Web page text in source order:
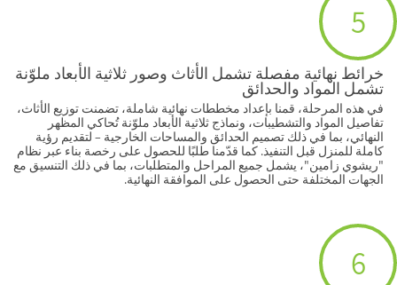
5
خرائط نهائية مفصلة تشمل الأثاث وصور ثلاثية الأبعاد ملوّنة
تشمل المواد والحدائق
في هذه المرحلة، قمنا بإعداد مخططات نهائية شاملة، تضمنت توزيع الأثاث،
تفاصيل المواد والتشطيبات، ونماذج ثلاثية الأبعاد ملوّنة تُحاكي المظهر
النهائي، بما في ذلك تصميم الحدائق والمساحات الخارجية – لتقديم رؤية
كاملة للمنزل قبل التنفيذ. كما قدّمنا طلبًا للحصول على رخصة بناء عبر نظام
"ريشوي زامين"، يشمل جميع المراحل والمتطلبات، بما في ذلك التنسيق مع
الجهات المختلفة حتى الحصول على الموافقة النهائية.
6